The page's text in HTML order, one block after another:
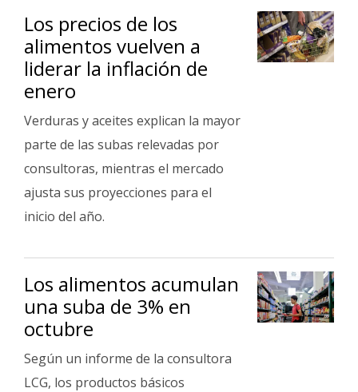
Los precios de los
alimentos vuelven a
liderar la inflación de
enero
Verduras y aceites explican la mayor
parte de las subas relevadas por
consultoras, mientras el mercado
ajusta sus proyecciones para el
inicio del año.
Los alimentos acumulan
una suba de 3% en
octubre
Según un informe de la consultora
LCG, los productos básicos